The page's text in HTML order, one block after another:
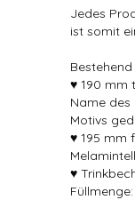
Jedes
ist somit
Bestehend
♥ 190 mm
Name des
Motivs
♥ 195 mm
♥